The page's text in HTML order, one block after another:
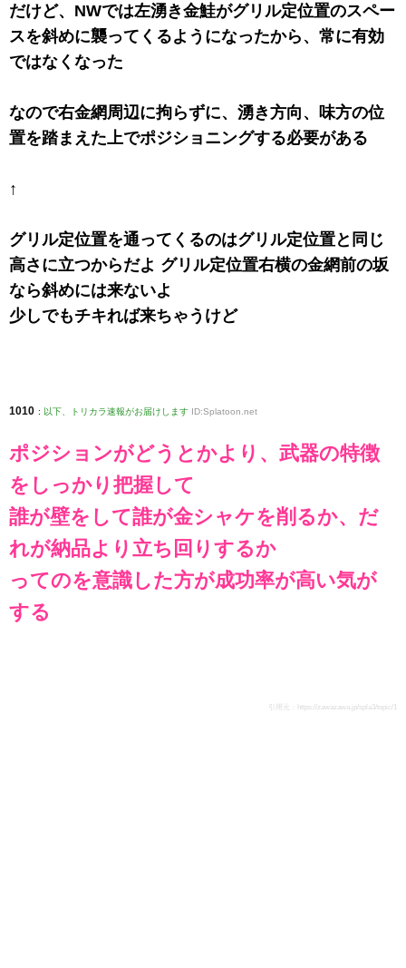
だけど、NWでは左湧き金鮭がグリル定位置のスペー
スを斜めに襲ってくるようになったから、常に有効
ではなくなった
なので右金網周辺に拘らずに、湧き方向、味方の位
置を踏まえた上でポジショニングする必要がある
↑
グリル定位置を通ってくるのはグリル定位置と同じ
高さに立つからだよ グリル定位置右横の金網前の坂
なら斜めには来ないよ
少しでもチキれば来ちゃうけど
1010 : 以下、トリカラ速報がお届けします ID:Splatoon.net
ポジションがどうとかより、武器の特徴
をしっかり把握して
誰が壁をして誰が金シャケを削るか、だ
れが納品より立ち回りするか
ってのを意識した方が成功率が高い気が
する
引用元： https://zawazawa.jp/spla3/topic/1